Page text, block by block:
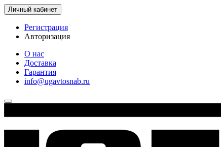
Личный кабинет
Регистрация
Авторизация
О нас
Доставка
Гарантия
info@ugavtosnab.ru